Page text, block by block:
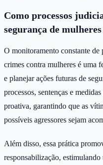
Como processos
segurança de mulheres
O monitoramento constante de
crimes contra mulheres é uma
e planejar ações futuras de
processos, sentenças e
proativa, garantindo que as
possíveis agressores sejam
Além disso, essa prática
responsabilização,